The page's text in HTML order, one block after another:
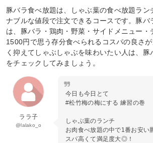
豚バラ食べ放題は、しゃぶ葉の食べ放題ラン
ナブルな値段で注文できるコースです。豚バ
は、豚バラ・鶏肉・野菜・サイドメニュー・
1500円で思う存分食べられるコスパの良さ
く抑えてしゃぶしゃぶを味わいたい人は、豚
をチェックしてみましょう。
ララ子
@lalako_o
今日も今日とて
#松竹梅の梅にする 練習の巻
しゃぶ葉のランチ
お肉食べ放題の中で1番お安い
スパ高くて満足度大◎！